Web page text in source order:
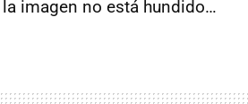
imagen no está hundido…